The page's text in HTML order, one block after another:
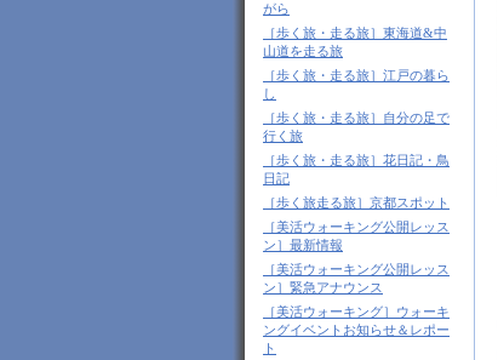
がら
［歩く旅・走る旅］東海道&中
山道を走る旅
［歩く旅・走る旅］江戸の暮ら
し
［歩く旅・走る旅］自分の足で
行く旅
［歩く旅・走る旅］花日記・鳥
日記
［歩く旅走る旅］京都スポット
［美活ウォーキング公開レッス
ン］最新情報
［美活ウォーキング公開レッス
ン］緊急アナウンス
［美活ウォーキング］ウォーキ
ングイベントお知らせ＆レポー
ト